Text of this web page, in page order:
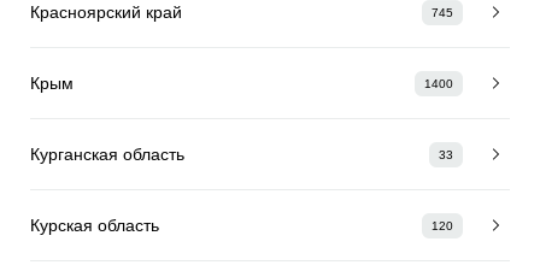
Красноярский край 745
Крым 1400
Курганская область 33
Курская область 120